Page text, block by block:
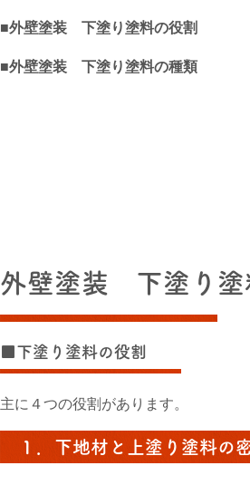
■外壁塗装 下塗り塗料の役割
■外壁塗装 下塗り塗料の種類
外壁塗装 下塗り塗
■下塗り塗料の役割
主に４つの役割があります。
１．下地材と上塗り塗料の